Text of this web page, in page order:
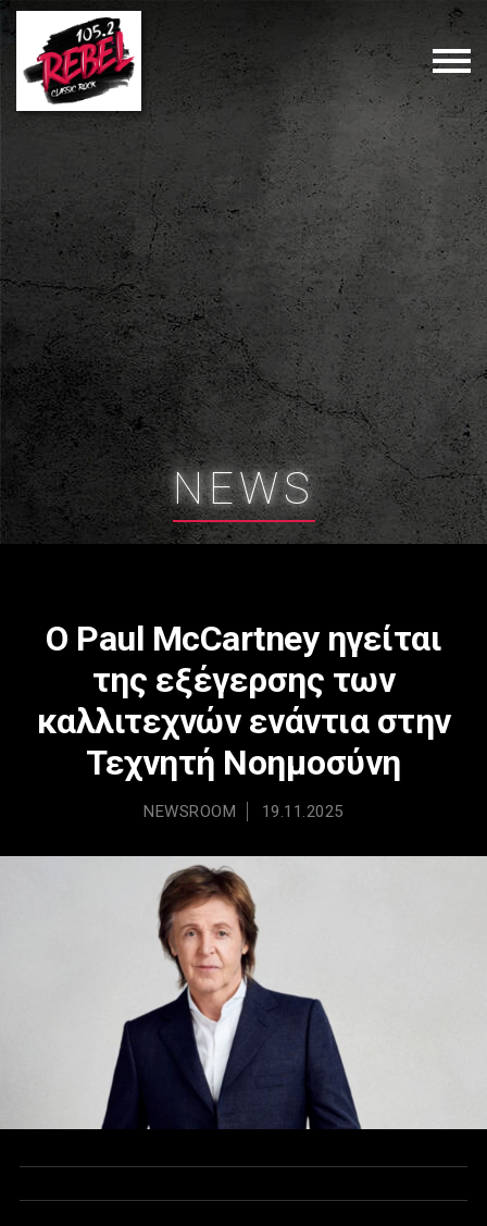
NEWS
Ο Paul McCartney ηγείται
της εξέγερσης των
καλλιτεχνών ενάντια στην
Τεχνητή Νοημοσύνη
NEWSROOM 19.11.2025